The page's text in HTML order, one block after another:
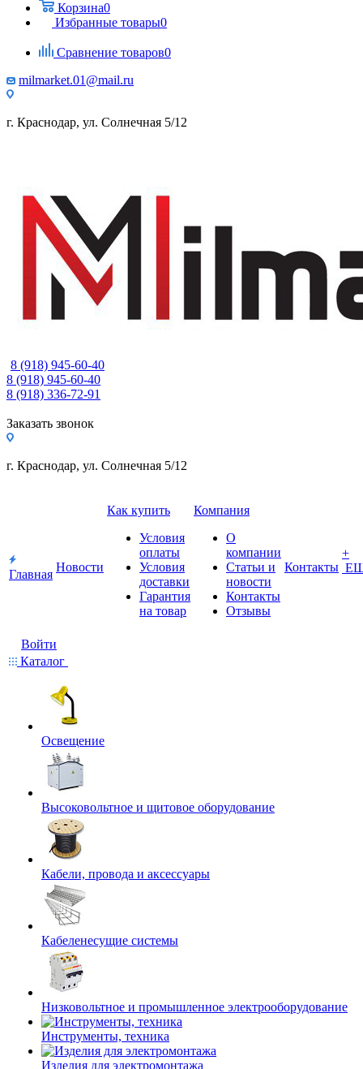
Корзина0
Избранные товары0
Сравнение товаров0
milmarket.01@mail.ru
г. Краснодар, ул. Солнечная 5/12
8 (918) 945-60-40
8 (918) 945-60-40
8 (918) 336-72-91
Заказать звонок
г. Краснодар, ул. Солнечная 5/12
Главная
Новости
Как купить
Условия
оплаты
Условия
доставки
Гарантия
на товар
Компания
О
компании
Статьи и
новости
Контакты
Отзывы
Контакты
+
Войти
Каталог
Освещение
Высоковольтное и щитовое оборудование
Кабели, провода и аксессуары
Кабеленесущие системы
Низковольтное и промышленное электрооборудование
Инструменты, техника
Изделия для электромонтажа